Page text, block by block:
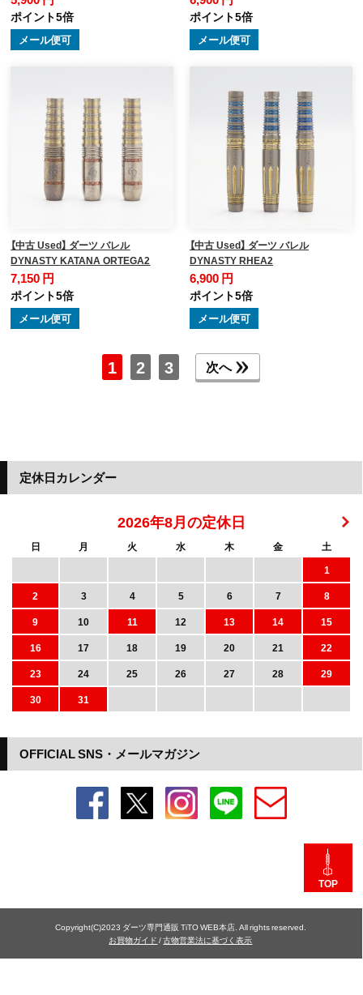
ポイント5倍
メール便可
ポイント5倍
メール便可
【中古 Used】 ダーツ バレル
DYNASTY KATANA ORTEGA2
7,150 円
ポイント5倍
メール便可
【中古 Used】 ダーツ バレル
DYNASTY RHEA2
6,900 円
ポイント5倍
メール便可
1 2 3 次へ
OFFICIAL SNS・メールマガジン
定休日カレンダー
2026年8月の定休日
日 月 火 水 木 金
土
1
2
3 4 5 6 7
8
9
10 11 12 13 14
15
16
17 18 19 20 21
22
23
24 25 26 27 28
29
30
31
TOP
Copyright(C)2023 ダーツ専門通販 TiTO WEB本店. All rights reserved.
お買物ガイド /古物営業法に基づく表示